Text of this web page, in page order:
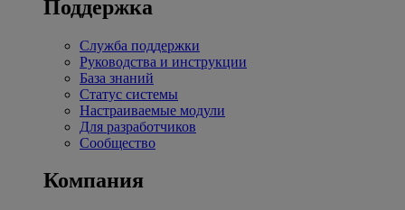
Поддержка
Служба поддержки
Руководства и инструкции
База знаний
Статус системы
Настраиваемые модули
Для разработчиков
Сообщество
Компания